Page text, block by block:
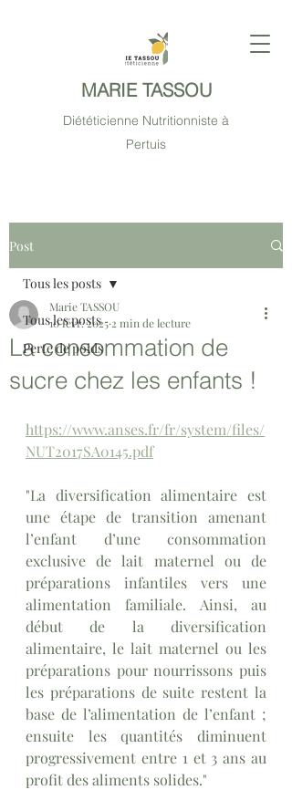
MARIE TASSOU
Diététicienne Nutritionniste à
Pertuis
Post
Tous les posts
Perte de poids
Tous les posts
La consommation de
sucre chez les enfants !
Marie TASSOU
10 févr. 2025 2 min de lecture
https://www.anses.fr/fr/system/files/
NUT2017SA0145.pdf
"La diversification alimentaire est
une étape de transition amenant
l’enfant d’une consommation
exclusive de lait maternel ou de
préparations infantiles vers une
alimentation familiale. Ainsi, au
début de la diversification
alimentaire, le lait maternel ou les
préparations pour nourrissons puis
les préparations de suite restent la
base de l’alimentation de l’enfant ;
ensuite les quantités diminuent
progressivement entre 1 et 3 ans au
profit des aliments solides."